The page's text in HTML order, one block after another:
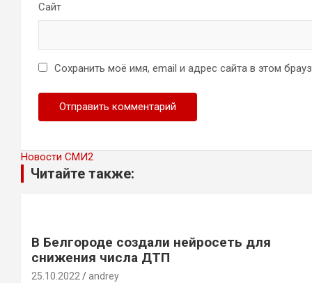
Сайт
Сохранить моё имя, email и адрес сайта в этом
Новости СМИ2
Читайте также:
В Белгороде создали нейросеть для
снижения числа ДТП
25.10.2022 andrey